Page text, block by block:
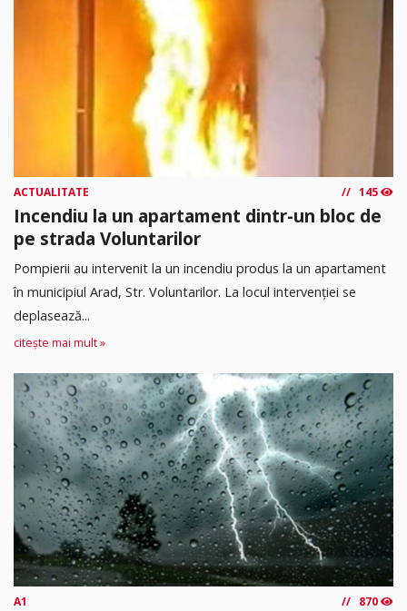
ACTUALITATE 145
Incendiu la un apartament dintr-un bloc de
pe strada Voluntarilor
Pompierii au intervenit la un incendiu produs la un apartament
în municipiul Arad, Str. Voluntarilor. La locul intervenției se
deplasează...
citește mai mult »
A1 870